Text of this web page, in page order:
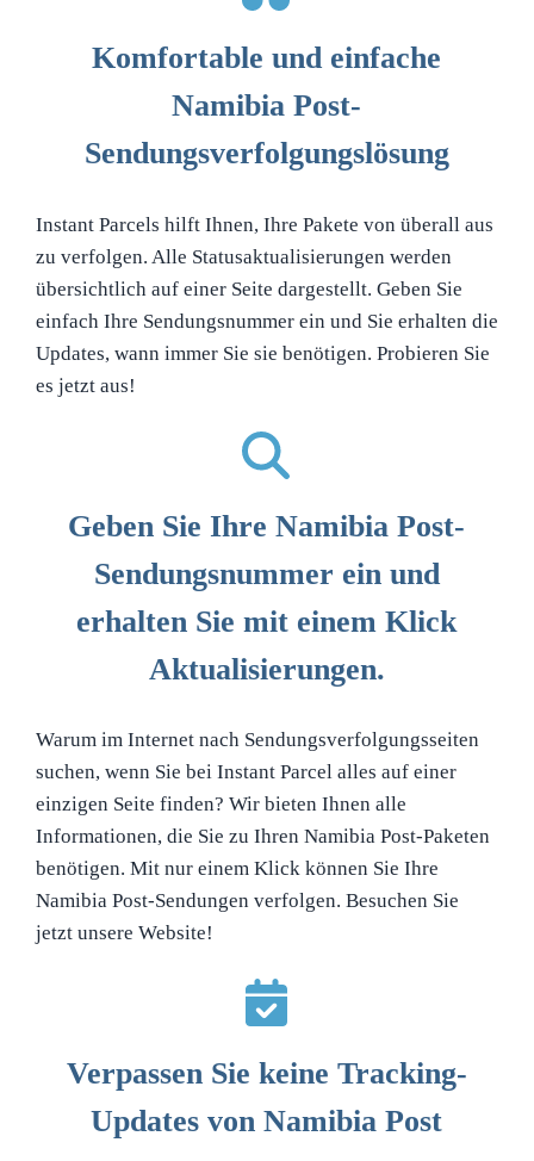
Komfortable und einfache
Namibia Post-
Sendungsverfolgungslösung
Instant Parcels hilft Ihnen, Ihre Pakete von überall aus
zu verfolgen. Alle Statusaktualisierungen werden
übersichtlich auf einer Seite dargestellt. Geben Sie
einfach Ihre Sendungsnummer ein und Sie erhalten die
Updates, wann immer Sie sie benötigen. Probieren Sie
es jetzt aus!
Geben Sie Ihre Namibia Post-
Sendungsnummer ein und
erhalten Sie mit einem Klick
Aktualisierungen.
Warum im Internet nach Sendungsverfolgungsseiten
suchen, wenn Sie bei Instant Parcel alles auf einer
einzigen Seite finden? Wir bieten Ihnen alle
Informationen, die Sie zu Ihren Namibia Post-Paketen
benötigen. Mit nur einem Klick können Sie Ihre
Namibia Post-Sendungen verfolgen. Besuchen Sie
jetzt unsere Website!
Verpassen Sie keine Tracking-
Updates von Namibia Post